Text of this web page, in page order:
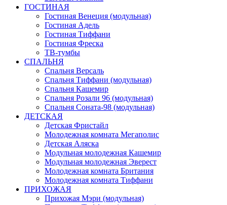
ГОСТИНАЯ
Гостиная Венеция (модульная)
Гостиная Адель
Гостиная Тиффани
Гостиная Фреска
ТВ-тумбы
СПАЛЬНЯ
Спальня Версаль
Спальня Тиффани (модульная)
Спальня Кашемир
Спальня Розали 96 (модульная)
Спальня Соната-98 (модульная)
ДЕТСКАЯ
Детская Фристайл
Молодежная комната Мегаполис
Детская Аляска
Модульная молодежная Кашемир
Модульная молодежная Эверест
Молодежная комната Британия
Молодежная комната Тиффани
ПРИХОЖАЯ
Прихожая Мэри (модульная)